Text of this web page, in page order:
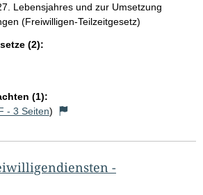
Lebensjahres und zur Umsetzung
(Freiwilligen-Teilzeitgesetz)
(2):
(1):
- 3 Seiten)
-